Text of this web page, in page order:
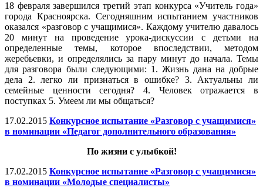
18 февраля завершился третий этап конкурса «Учитель года»
города Красноярска. Сегодняшним испытанием участников
оказался «разговор с учащимися». Каждому учителю давалось
20 минут на проведение урока-дискуссии с детьми на
определенные темы, которое впоследствии, методом
жеребьевки, и определялись за пару минут до начала. Темы
для разговора были следующими: 1. Жизнь дана на добрые
дела 2. легко ли признаться в ошибке? 3. Актуальны ли
семейные ценности сегодня? 4. Человек отражается в
поступках 5. Умеем ли мы общаться?
17.02.2015 Конкурсное испытание «Разговор с учащимися»
в номинации «Педагог дополнительного образования»
По жизни с улыбкой!
17.02.2015 Конкурсное испытание «Разговор с учащимися»
в номинации «Молодые специалисты»